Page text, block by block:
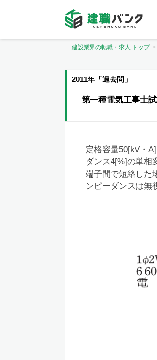
建設業界の転職・求人 トップ
2011年「過去問」
第一種電気工事士
定格容量50[kV・
ダンス4[%]の単相
端子間で短絡した
ンピーダンスは無